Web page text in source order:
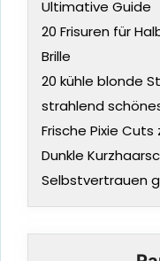
Ultimative Guide
20 Frisuren für
Brille
20 kühle blonde
strahlend
Frische Pixie
Dunkle
Selbstvertrauen